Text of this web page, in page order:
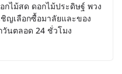
กไม้สด ดอกไม้ประดิษฐ์ พวง
ญเลือกซื้อมาลัยและของ
นตลอด 24 ชั่วโมง